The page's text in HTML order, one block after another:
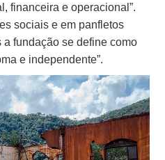
financeira e operacional”.
sociais e em panfletos
fundação se define como
e independente”.